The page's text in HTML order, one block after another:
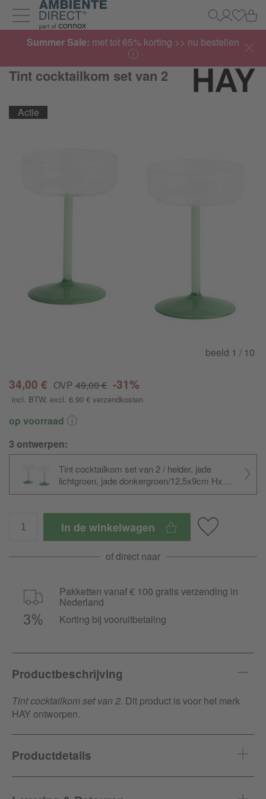
Home
Navigatie uit- en inklappen
Zoeken
Mijn
Summer Sale: met tot 65% korting >> nu bestellen
Tint cocktailkom set van 2
Actie
beeld 1 / 10
34,00 € OVP 49,00 € -31%
incl. BTW, excl. 6,90 € verzendkosten
op voorraad
3 ontwerpen:
Tint cocktailkom set van 2 / helder, jade
lichtgroen, jade donkergroen/12,5x9cm HxØ
/180ml
In de winkelwagen
of direct naar
Pakketten vanaf € 100 gratis verzending in
Nederland
Korting bij vooruitbetaling
Productbeschrijving
Tint cocktailkom set van 2. Dit product is voor het merk
HAY ontworpen.
Productdetails
Artikel-ID
421177